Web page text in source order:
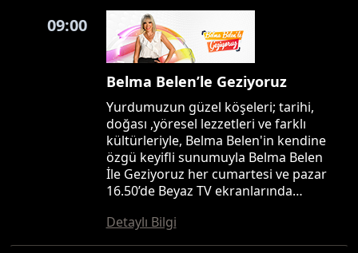
09:00
Belma Belen’le Geziyoruz
Yurdumuzun güzel köşeleri; tarihi,
doğası ,yöresel lezzetleri ve farklı
kültürleriyle, Belma Belen'in kendine
özgü keyifli sunumuyla Belma Belen
İle Geziyoruz her cumartesi ve pazar
16.50’de Beyaz TV ekranlarında…
Detaylı Bilgi